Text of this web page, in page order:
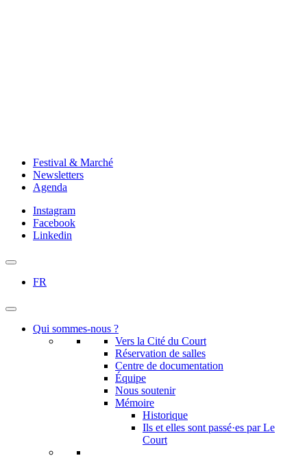
Festival & Marché
Newsletters
Agenda
Instagram
Facebook
Linkedin
FR
Qui sommes-nous ?
Vers la Cité du Court
Réservation de salles
Centre de documentation
Équipe
Nous soutenir
Mémoire
Historique
Ils et elles sont passé·es par Le
Court